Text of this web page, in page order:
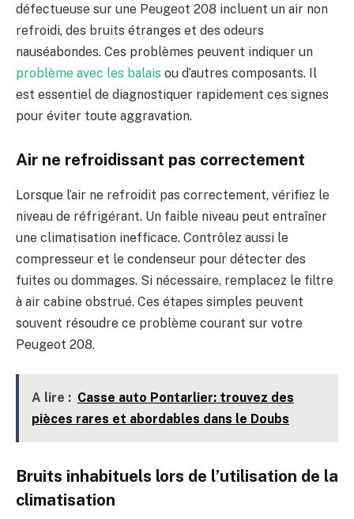
défectueuse sur une Peugeot 208 incluent un air non
refroidi, des bruits étranges et des odeurs
nauséabondes. Ces problèmes peuvent indiquer un
problème avec les balais ou d’autres composants. Il
est essentiel de diagnostiquer rapidement ces signes
pour éviter toute aggravation.
Air ne refroidissant pas correctement
Lorsque l’air ne refroidit pas correctement, vérifiez le
niveau de réfrigérant. Un faible niveau peut entraîner
une climatisation inefficace. Contrôlez aussi le
compresseur et le condenseur pour détecter des
fuites ou dommages. Si nécessaire, remplacez le filtre
à air cabine obstrué. Ces étapes simples peuvent
souvent résoudre ce problème courant sur votre
Peugeot 208.
A lire : Casse auto Pontarlier: trouvez des
pièces rares et abordables dans le Doubs
Bruits inhabituels lors de l’utilisation de la
climatisation